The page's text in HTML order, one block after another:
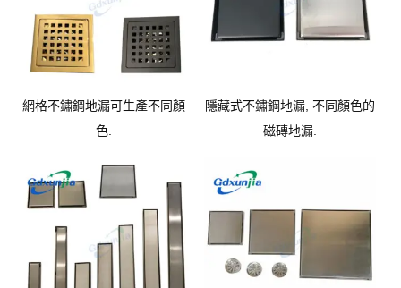
網格不鏽鋼地漏可生產不同顏
色.
隱藏式不鏽鋼地漏, 不同顏色的
磁磚地漏.